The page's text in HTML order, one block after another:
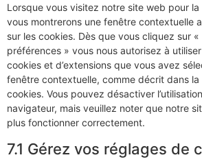
Lorsque vous visitez notre site web pour
vous montrerons une fenêtre contextuelle
sur les cookies. Dès que vous cliquez sur
préférences » vous nous autorisez à
cookies et d’extensions que vous avez
fenêtre contextuelle, comme décrit dans
cookies. Vous pouvez désactiver
navigateur, mais veuillez noter que notre
plus fonctionner correctement.
7.1 Gérez vos réglages de